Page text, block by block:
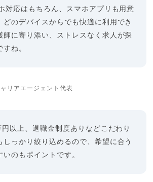
対応はもちろん、スマホアプリも用意
どのデバイスからでも快適に利用でき
師に寄り添い、ストレスなく求人が探
ね。
リアエージェント代表
以上、退職金制度ありなどこだわり
しっかり絞り込めるので、希望に合う
のもポイントです。